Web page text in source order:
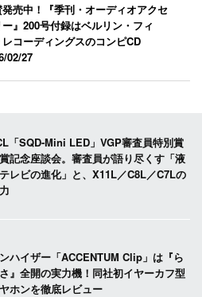
売中！『季刊・オーディオアクセ
』200号付録はベルリン・フィ
レコーディングスのコンピCD
02/27
「SQD-Mini LED」VGP審査員特別賞
記念座談会。審査員が語り尽くす「液
レビの進化」と、X11L／C8L／C7Lの
ハイザー「ACCENTUM Clip」は『ら
』全開の実力機！同社初イヤーカフ型
ホンを徹底レビュー